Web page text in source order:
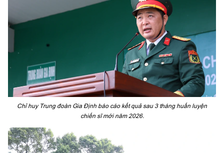
Chỉ huy Trung đoàn Gia Định báo cáo kết quả sau 3 tháng huấn luyện
chiến sĩ mới năm 2026.